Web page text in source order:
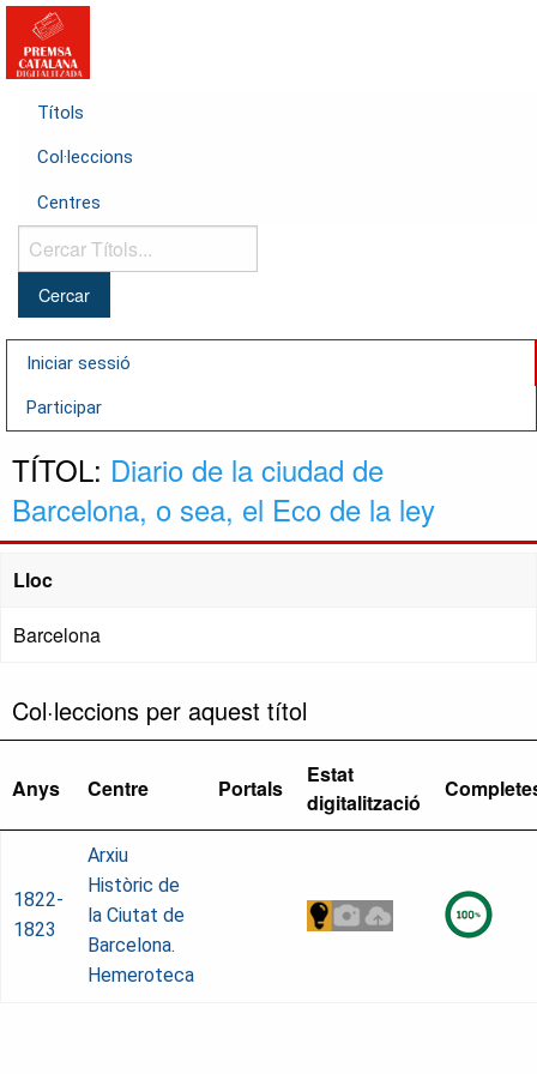
Títols
Col·leccions
Centres
Cercar
Títols...
Iniciar sessió
Participar
TÍTOL: Diario de la ciudad de
Barcelona, o sea, el Eco de la ley
Lloc
Barcelona
Col·leccions per aquest títol
Anys Centre Portals
Estat
digitalització
1822-
1823
Arxiu
Històric de
la Ciutat de
Barcelona.
Hemeroteca